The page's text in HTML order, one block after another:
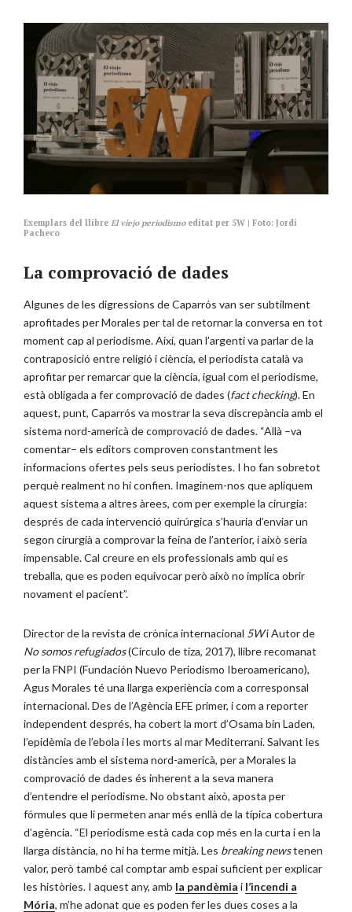
Exemplars del llibre Elviejo periodismo editat per 5W | Foto: Jordi
Pacheco
La comprovació de dades
Algunes de les digressions de Caparrós van ser subtilment
aprofitades per Morales per tal de retornar la conversa en tot
moment cap al periodisme. Així, quan l’argentí va parlar de la
contraposició entre religió i ciència, el periodista català va
aprofitar per remarcar que la ciència, igual com el periodisme,
està obligada a fer comprovació de dades (fact checking). En
aquest, punt, Caparrós va mostrar la seva discrepància amb el
sistema nord-americà de comprovació de dades. “Allà –va
comentar– els editors comproven constantment les
informacions ofertes pels seus periodistes. I ho fan sobretot
perquè realment no hi confien. Imaginem-nos que apliquem
aquest sistema a altres àrees, com per exemple la cirurgia:
després de cada intervenció quirúrgica s’hauria d’enviar un
segon cirurgià a comprovar la feina de l’anterior, i això seria
impensable. Cal creure en els professionals amb qui es
treballa, que es poden equivocar però això no implica obrir
novament el pacient”.
Director de la revista de crònica internacional 5Wi Autor de
No somos refugiados(Círculo de tiza, 2017), llibre recomanat
per la FNPI (Fundación Nuevo Periodismo Iberoamericano),
Agus Morales té una llarga experiència com a corresponsal
internacional. Des de l’Agència EFE primer, i com a reporter
independent després, ha cobert la mort d’Osama bin Laden,
l’epidèmia de l’ebola i les morts al mar Mediterrani. Salvant les
distàncies amb el sistema nord-americà, per a Morales la
comprovació de dades és inherent a la seva manera
d’entendre el periodisme. No obstant això, aposta per
fórmules que li permeten anar més enllà de la típica cobertura
d’agència. “El periodisme està cada cop més en la curta i en la
llarga distància, no hi ha terme mitjà. Les breaking newstenen
valor, però també cal comptar amb espai suficient per explicar
les històries. I aquest any, amb la pandèmia i l’incendi a
Mória, m’he adonat que es poden fer les dues coses a la